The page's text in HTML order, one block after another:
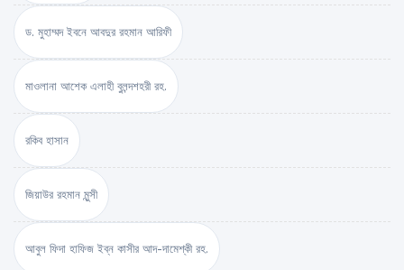
ড. মুহাম্মদ ইবনে আবদুর রহমান আরিফী
মাওলানা আশেক এলাহী বুলন্দশহরী রহ.
রকিব হাসান
জিয়াউর রহমান মুন্সী
আবুল ফিদা হাফিজ ইব্‌ন কাসীর আদ-দামেশ্‌কী রহ.